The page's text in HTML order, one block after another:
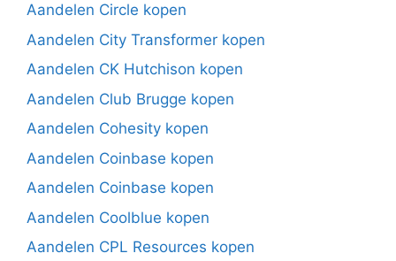
Aandelen Circle kopen
Aandelen City Transformer kopen
Aandelen CK Hutchison kopen
Aandelen Club Brugge kopen
Aandelen Cohesity kopen
Aandelen Coinbase kopen
Aandelen Coinbase kopen
Aandelen Coolblue kopen
Aandelen CPL Resources kopen